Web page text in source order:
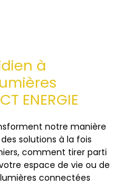
à
ENERGIE
notre manière
solutions à la fois
comment tirer parti
espace de vie ou de
connectées